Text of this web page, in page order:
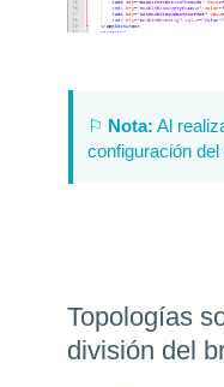
⚐ Nota: Al
configuración
Topologías
división del